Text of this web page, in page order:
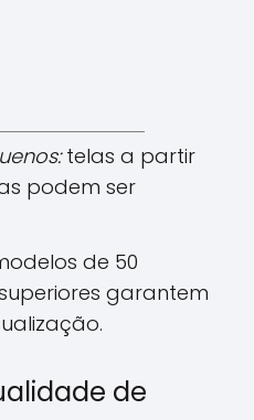
telas a partir
podem ser
de 50
garantem
de